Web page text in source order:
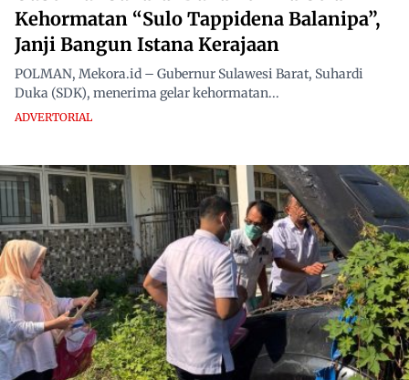
Kehormatan “Sulo Tappidena Balanipa”,
Janji Bangun Istana Kerajaan
POLMAN, Mekora.id – Gubernur Sulawesi Barat, Suhardi
Duka (SDK), menerima gelar kehormatan...
ADVERTORIAL